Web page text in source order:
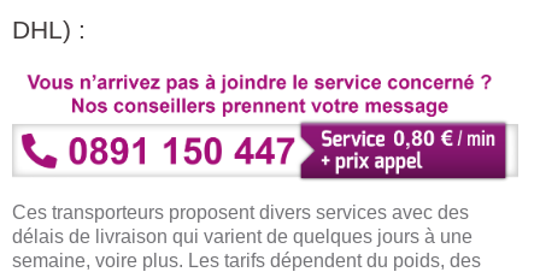
DHL) :
Ces transporteurs proposent divers services avec des
délais de livraison qui varient de quelques jours à une
semaine, voire plus. Les tarifs dépendent du poids, des